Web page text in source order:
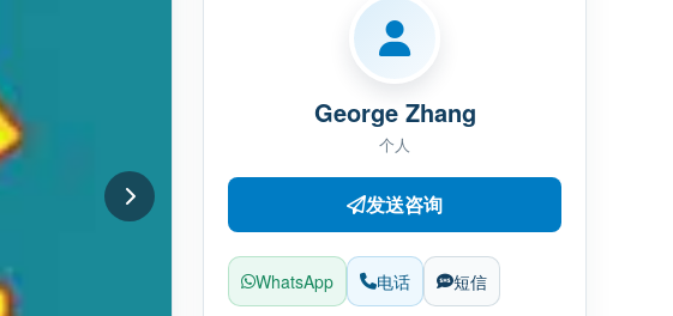
George Zhang
个人
发送咨询
WhatsApp 电话 短信